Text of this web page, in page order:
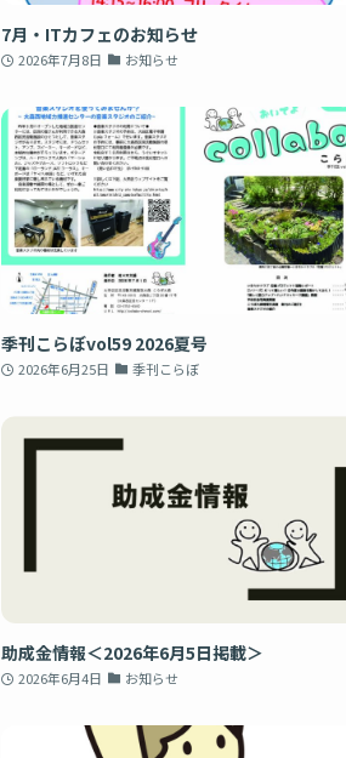
7月・ITカフェのお知らせ
2026年7月8日 お知らせ
季刊こらぼvol59 2026夏号
2026年6月25日 季刊こらぼ
助成金情報＜2026年6月5日掲載＞
2026年6月4日 お知らせ